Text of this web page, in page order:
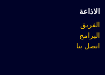
الاذاعة
الفريق
البرامج
اتصل بنا